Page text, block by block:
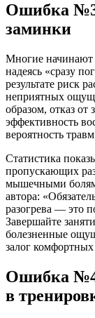
Ошибка №3:
заминки
Многие начинают
надеясь «сразу
результате риск
неприятных
образом, отказ
эффективность
вероятность
Статистика
пропускающих
мышечными
автора:
разогрева — это
Завершайте
болезненные
залог
Ошибка
в